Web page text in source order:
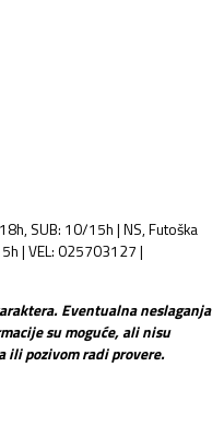
SUB: 10/15h | NS, Futoška
| VEL: 025703127 |
Eventualna neslaganja
su moguće, ali nisu
ili pozivom radi provere.